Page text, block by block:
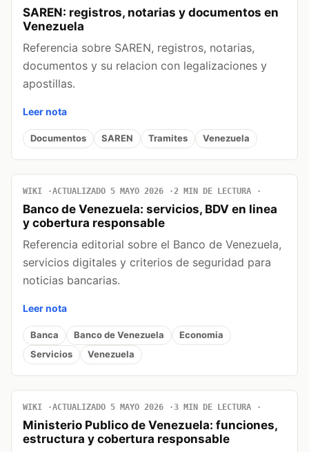
SAREN: registros, notarias y documentos en
Venezuela
Referencia sobre SAREN, registros, notarias,
documentos y su relacion con legalizaciones y
apostillas.
Leer nota
Documentos SAREN Tramites Venezuela
WIKI ACTUALIZADO 5 MAYO 2026 2 MIN DE LECTURA
Banco de Venezuela: servicios, BDV en linea
y cobertura responsable
Referencia editorial sobre el Banco de Venezuela,
servicios digitales y criterios de seguridad para
noticias bancarias.
Leer nota
Banca Banco de Venezuela
Economia
Servicios
Venezuela
WIKI ACTUALIZADO 5 MAYO 2026 3 MIN DE LECTURA
Ministerio Publico de Venezuela: funciones,
estructura y cobertura responsable